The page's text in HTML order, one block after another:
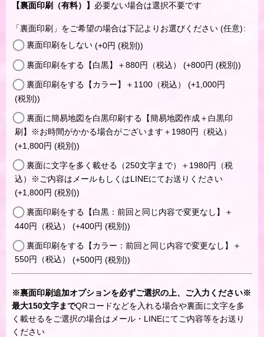
【裏面印刷（有料）】 必要ない場合は選択不要です
「裏面印刷」をご希望の場合は下記よりお選びください (任意):
裏面印刷をしない (+0円 (税別))
裏面印刷をする【白黒】＋880円（税込） (+800円 (税別))
裏面印刷をする【カラー】＋1100（税込） (+1,000円
(税別))
裏面に簡易地図を白黒印刷する【簡易地図作成＋白黒印
刷】※お時間がかかる場合がございます＋1980円（税込）
(+1,800円 (税別))
裏面に文字を多く載せる（250文字まで）＋1980円（税
込）※ご内容はメールもしくはLINEにてお送りください
(+1,800円 (税別))
裏面印刷をする【白黒：前回と同じ内容で変更なし】＋
440円（税込） (+400円 (税別))
裏面印刷をする【カラー：前回と同じ内容で変更なし】＋
550円（税込） (+500円 (税別))
※裏面印刷追加オプションを必ずご選択の上、ご入力ください※
最大150文字までQRコードなどを入れる場合や裏面に文字を多
く載せるをご選択の場合はメール・LINEにてご内容等をお送り
ください